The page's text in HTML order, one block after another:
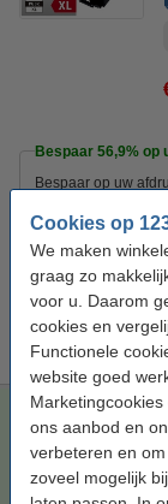
Cookies op
We maken
graag zo
voor u. Daarom
cookies en
Functionele
website goed
ons aanbod en
verbeteren en
zoveel mogelijk
Bespaar 56,9% op
Bespaar op uw
Canon PGI-
(123inkt huismerk)
€ 7,50
Tip
Wij adviseren u
Canon PGI-
(123inkt